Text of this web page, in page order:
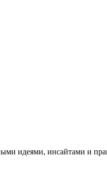
идеями, инсайтами и